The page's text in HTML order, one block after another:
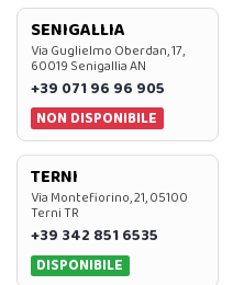
SENIGALLIA
Via Guglielmo Oberdan, 17,
60019 Senigallia AN
+39 071 96 96 905
NON DISPONIBILE
TERNI
Via Montefiorino, 21, 05100
Terni TR
+39 342 851 6535
DISPONIBILE